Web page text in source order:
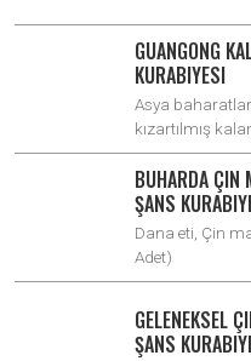
GUANGONG
KURABIYESI
Asya
kızartılmış
BUHARDA ÇIN
ŞANS
Dana eti, Çin
Adet)
GELENEKSEL
ŞANS